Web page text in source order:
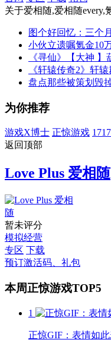
关于爱相随,爱相随every,
图个好回忆：三个
小伙立遗嘱氪金10
《寻仙》【大神
《轩辕传奇2》轩
盘点那些被策划毁
为你推荐
游戏X博士 正惊游戏
返回顶部
Love Plus 爱相随
暂未评分
模拟经营
专区 下载
预订激活码、礼包
本周正惊游戏TOP5
1
正惊GIF：表情如